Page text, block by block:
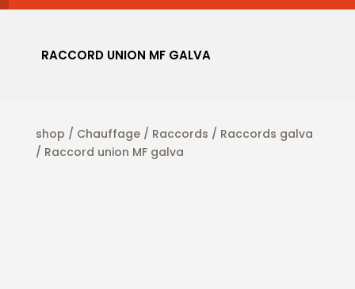
RACCORD UNION MF GALVA
shop / Chauffage/ Raccords / Raccords galva
/ Raccord union MF galva